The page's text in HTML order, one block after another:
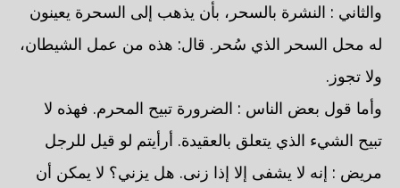
والثاني : النشرة بالسحر، بأن يذهب إلى السحرة يعينون
له محل السحر الذي سُحر. قال: هذه من عمل الشيطان،
ولا تجوز.
وأما قول بعض الناس : الضرورة تبيح المحرم. فهذه لا
تبيح الشيء الذي يتعلق بالعقيدة. أرأيتم لو قيل للرجل
مريض : إنه لا يشفى إلا إذا زنى. هل يزني؟ لا يمكن أن